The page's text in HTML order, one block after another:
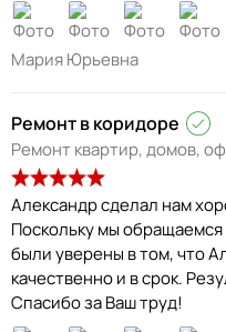
Мария Юрьевна
Ремонт в коридоре
Ремонт квартир, домов,
Александр сделал нам
Поскольку мы
были уверены в том, что
качественно и в срок.
Спасибо за Ваш труд!